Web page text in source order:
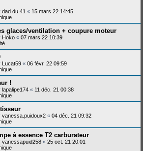
dad du 41 « 15 mars 22 14:45
glaces/ventilation + coupure moteur
Hoko « 07 mars 22 10:39
Lucat59 « 06 févr. 22 09:59
!
lapalipe174 « 11 déc. 21 00:38
vanessa.puidoux2 « 04 déc. 21 09:32
à essence T2 carburateur
vanessapuid258 « 25 oct. 21 20:01